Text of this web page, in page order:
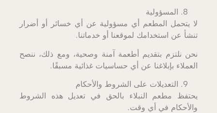
المسؤولية
لا يتحمل المطعم أي مسؤولية عن أي خسائر أو أضرار
تنشأ عن استخدامك لموقعنا أو خدماتنا.
نحن نلتزم بتقديم أطعمة آمنة وصحية، ومع ذلك، ننصح
العملاء بإبلاغنا عن أي حساسيات غذائية مسبقًا.
التعديلات على الشروط والأحكام
يحتفظ مطعم النبلاء بالحق في تعديل هذه الشروط
والأحكام في أي وقت.